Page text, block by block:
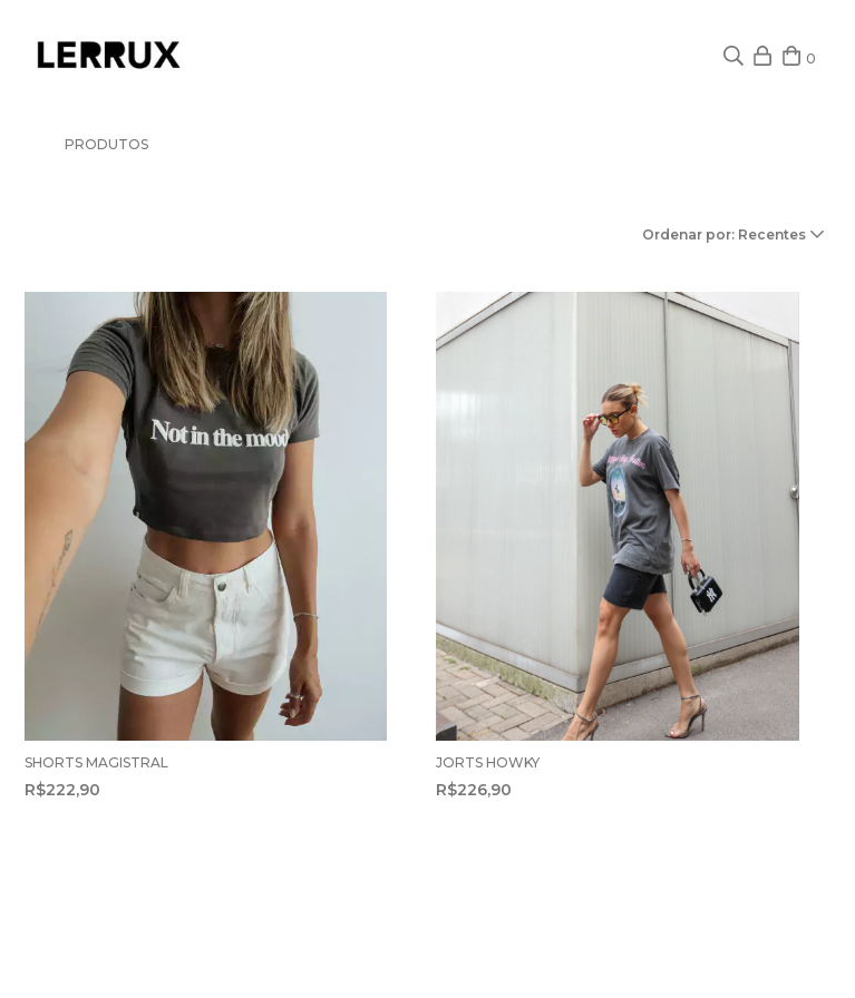
0
PRODUTOS
Ordenar por: Recentes
SHORTS MAGISTRAL
R$222,90
JORTS HOWKY
R$226,90